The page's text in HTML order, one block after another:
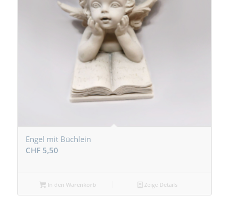
Engel mit Büchlein
CHF5,50
In den Warenkorb Zeige Details